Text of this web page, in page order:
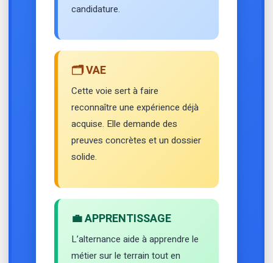
candidature.
🗂️ VAE
Cette voie sert à faire
reconnaître une expérience déjà
acquise. Elle demande des
preuves concrètes et un dossier
solide.
💼 APPRENTISSAGE
L’alternance aide à apprendre le
métier sur le terrain tout en